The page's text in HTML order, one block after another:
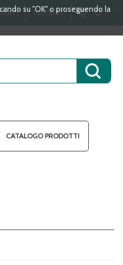
su "OK" o proseguendo la
WISHLIST 0
ARTICOLI
INSERITI
Cerca
CATALOGO PRODOTTI